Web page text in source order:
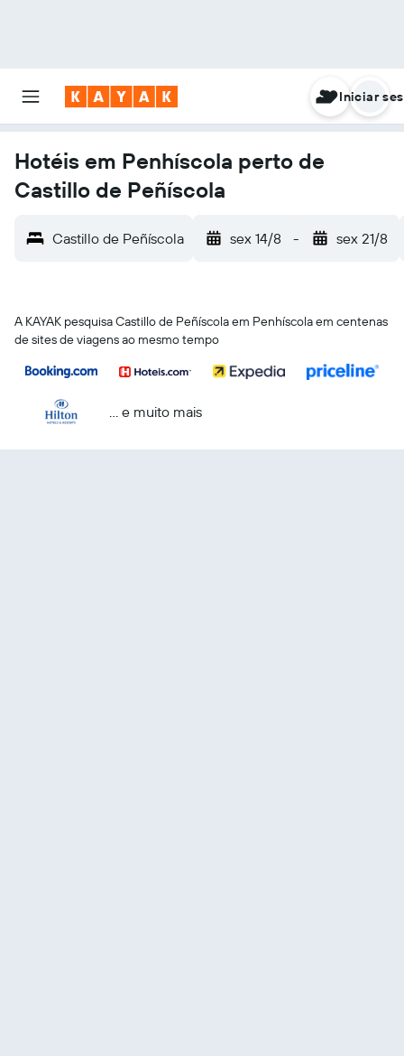
Iniciar
Hotéis em Penhíscola perto de
Castillo de Peñíscola
Castillo de Peñíscola sex 14/8 - sex 21/8
A KAYAK pesquisa Castillo de Peñíscola em Penhíscola em centenas
de sites de viagens ao mesmo tempo
... e muito mais